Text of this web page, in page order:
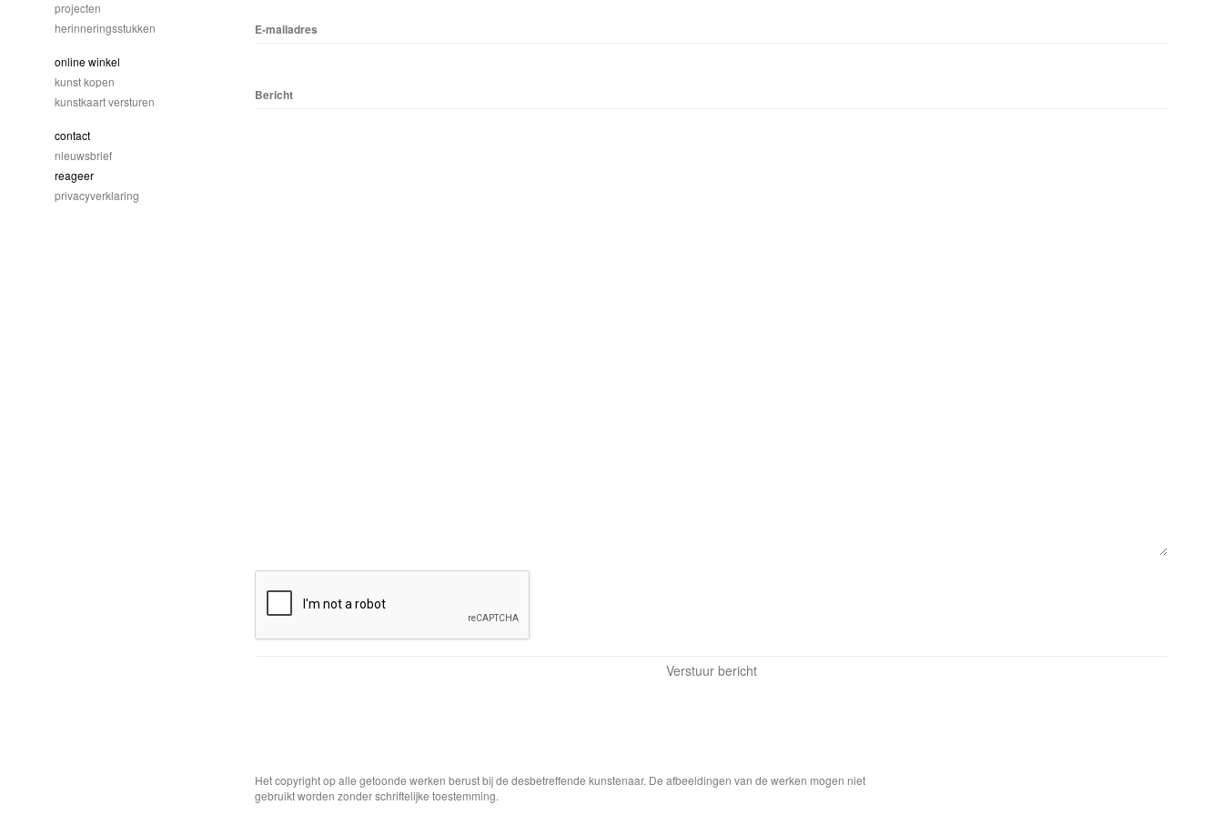
E-mailadres
Bericht
projecten
herinneringsstukken
online winkel
kunst kopen
kunstkaart versturen
contact
nieuwsbrief
reageer
privacyverklaring
Het copyright op alle getoonde werken berust bij de desbetreffende kunstenaar. De afbeeldingen van de werken mogen niet
gebruikt worden zonder schriftelijke toestemming.